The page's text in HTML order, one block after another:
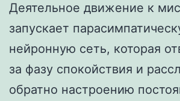
Деятельное движение к
запускает
нейронную сеть, которая
за фазу спокойствия и
обратно настроению